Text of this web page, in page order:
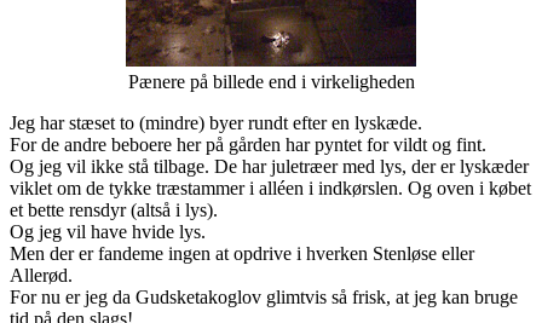
Pænere på billede end i virkeligheden
Jeg har stæset to (mindre) byer rundt efter en lyskæde.
For de andre beboere her på gården har pyntet for vildt og fint.
Og jeg vil ikke stå tilbage. De har juletræer med lys, der er lyskæder
viklet om de tykke træstammer i alléen i indkørslen. Og oven i købet
et bette rensdyr (altså i lys).
Og jeg vil have hvide lys.
Men der er fandeme ingen at opdrive i hverken Stenløse eller
Allerød.
For nu er jeg da Gudsketakoglov glimtvis så frisk, at jeg kan bruge